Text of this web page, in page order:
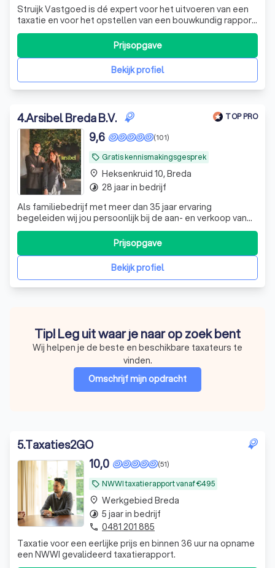
Struijk Vastgoed is dé expert voor het uitvoeren van een
taxatie en voor het opstellen van een bouwkundig rapport
en energielabel voor uw woning of bedrijfspand. We
hebben jarenlange ervaring en kennen de markt als geen
ander. We zijn aangesloten bij Vastgoedpro en NWWI en
staan ingeschreven bij hetBekijk profiel
Prijsopgave
4.Arsibel Breda B.V. TOP PRO
local_offer Gratis kennismakingsgesprek
(101)
9,6
Als familiebedrijf met meer dan 35 jaar ervaring
begeleiden wij jou persoonlijk bij de aan- en verkoop van
jouw woning. Met makelaardij en hypotheekadvies onder
één dak nemen wij alles uit handen.
Bekijk profiel
Prijsopgave
place Heksenkruid 10, Breda
timelapse 28 jaar in bedrijf
Tip! Leg uit waar je naar op zoek bent
Wij helpen je de beste en beschikbare taxateurs te
vinden.
Omschrijf mijn opdracht
5.Taxaties2GO
local_offer NWWI taxatierapport vanaf €495
(51)
10,0
Taxatie voor een eerlijke prijs en binnen 36 uur na opname
een NWWI gevalideerd taxatierapport.
place Werkgebied Breda
timelapse 5 jaar in bedrijf
phone 0481 201 885